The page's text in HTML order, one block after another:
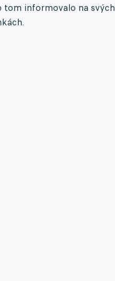
tom informovalo na svých